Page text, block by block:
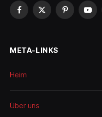
Facebook
X
Pinterest
META-LINKS
Heim
Über uns